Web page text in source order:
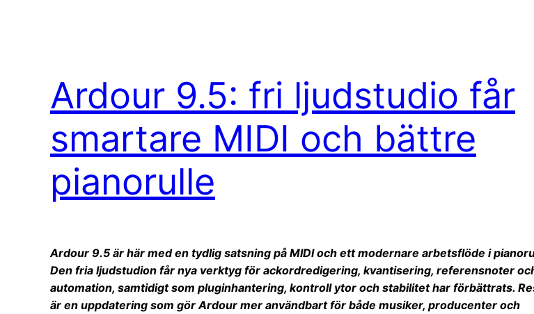
Ardour 9.5: fri ljudstudio får
smartare MIDI och bättre
pianorulle
Ardour 9.5 är här med en tydlig satsning på MIDI och ett modernare arbetsflöde i
Den fria ljudstudion får nya verktyg för ackordredigering, kvantisering, referensnoter
automation, samtidigt som pluginhantering, kontroll ytor och stabilitet har förbättrats.
är en uppdatering som gör Ardour mer användbart för både musiker, producenter och